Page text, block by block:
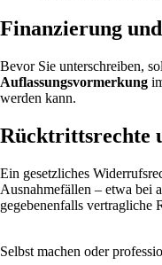
Finanzierung
Bevor Sie unterschreiben,
Auflassungsvormerkung
werden kann.
Rücktrittsrechte
Ein gesetzliches
Ausnahmefällen – etwa bei
gegebenenfalls vertragliche
Selbst machen oder